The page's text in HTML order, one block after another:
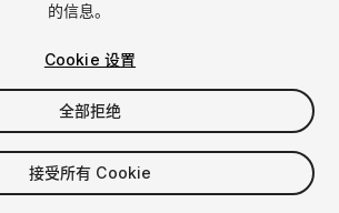
的信息。
Cookie 设置
全部拒绝
接受所有 Cookie